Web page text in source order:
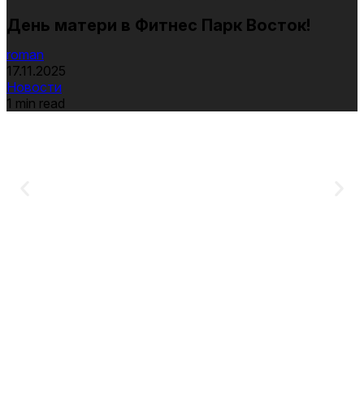
День матери в Фитнес Парк Восток!
roman
17.11.2025
Новости
1 min read